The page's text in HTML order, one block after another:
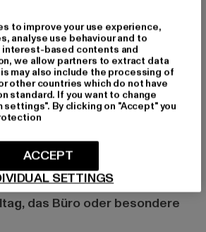
lockere, oversized geschnittene
die lässig und entspannt wirken. Auch
die knapp über der Taille enden, sind
modisches Statement. Farben wie
sind besonders beliebt und lassen
Nachhaltige Mode gewinnt weiter
Marken setzen auf umweltfreundliche
Egal, ob schlicht oder
sind in der kommenden Saison ein
für verschiedene Anlässe
das Büro oder besondere
to improve your use experience,
analyse use behaviour and to
interest-based contents and
we allow partners to extract data
may also include the processing of
other countries which do not have
standard. If you want to change
settings". By clicking on "Accept" you
SETTINGS
ACCEPT